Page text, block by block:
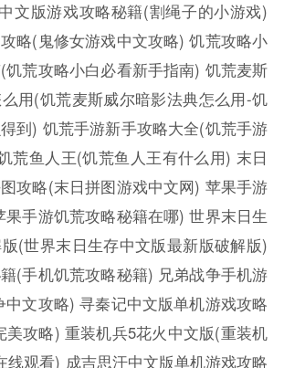
文版游戏攻略秘籍(割绳子的小游戏)
略(鬼修女游戏中文攻略) 饥荒攻略小
饥荒攻略小白必看新手指南) 饥荒麦斯
用(饥荒麦斯威尔暗影法典怎么用-饥
到) 饥荒手游新手攻略大全(饥荒手游
荒鱼人王(饥荒鱼人王有什么用) 末日
攻略(末日拼图游戏中文网) 苹果手游
手游饥荒攻略秘籍在哪) 世界末日生
(世界末日生存中文版最新版破解版)
(手机饥荒攻略秘籍) 兄弟战争手机游
中文攻略) 寻秦记中文版单机游戏攻略
美攻略) 重装机兵5花火中文版(重装机
线观看) 成吉思汗中文版单机游戏攻略